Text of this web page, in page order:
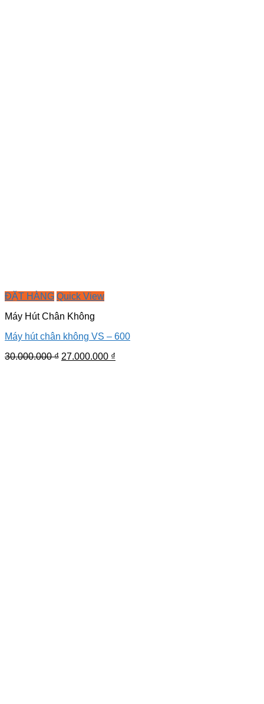
ĐẶT HÀNG Quick View
Máy Hút Chân Không
Máy hút chân không VS – 600
30.000.000₫ Giá
27.000.000 ₫